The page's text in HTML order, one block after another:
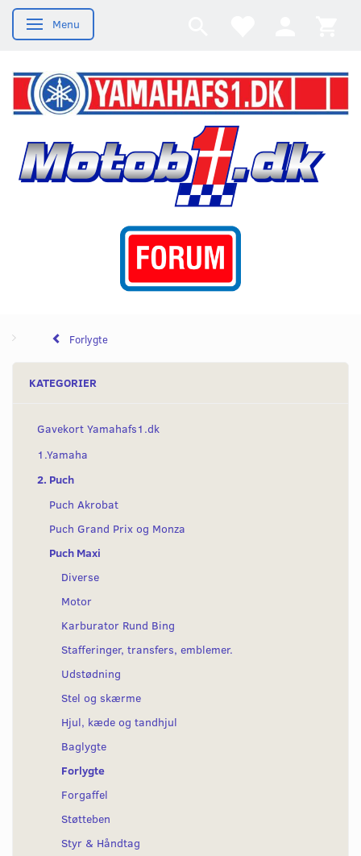
Skifte navigation
Menu
Forlygte
KATEGORIER
Gavekort Yamahafs1.dk
1.Yamaha
2. Puch
Puch Akrobat
Puch Grand Prix og Monza
Puch Maxi
Diverse
Motor
Karburator Rund Bing
Stafferinger, transfers, emblemer.
Udstødning
Stel og skærme
Hjul, kæde og tandhjul
Baglygte
Forlygte
Forgaffel
Støtteben
Styr & Håndtag